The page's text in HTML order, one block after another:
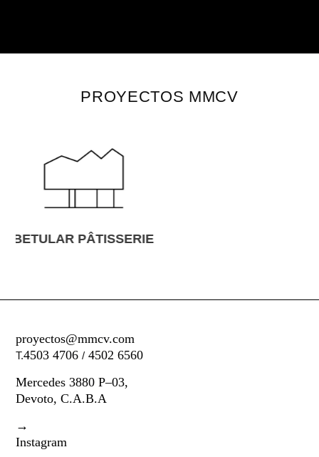
PROYECTOS MMCV
PEDRO MORAN 3875
proyectos@mmcv.com
T.4503 4706 / 4502 6560
Mercedes 3880 P–03,
Devoto, C.A.B.A
→
Instagram